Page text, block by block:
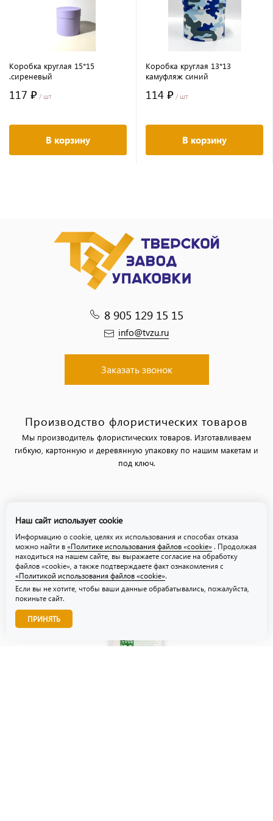
Коробка круглая 15*15
.сиреневый
117 ₽ / шт
В корзину
Коробка круглая 13*13
камуфляж синий
114 ₽ / шт
В корзину
8 905 129 15 15
info@tvzu.ru
Заказать звонок
Производство флористических товаров
Мы производитель флористических товаров. Изготавливаем
гибкую, картонную и деревянную упаковку по нашим макетам и
под ключ.
Политика использования файлов «cookie»
Звоните нам!
Наш сайт использует cookie
Информацию о cookie, целях их использования и способах отказа
можно найти в «Политике использования файлов «cookie» . Продолжая
находиться на нашем сайте, вы выражаете согласие на обработку
файлов «cookie», а также подтверждаете факт ознакомления с
«Политикой использования файлов «cookie».
Если вы не хотите, чтобы ваши данные обрабатывались, пожалуйста,
покиньте сайт.
ПРИНЯТЬ